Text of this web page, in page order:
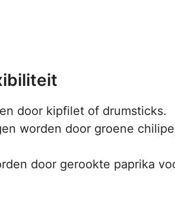
door kipfilet of drumsticks.
worden door groene
door gerookte paprika